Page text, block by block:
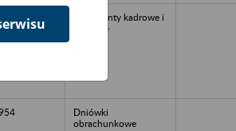
dokumenty kadrowe i
płacowe
Dniówki
obrachunkowe